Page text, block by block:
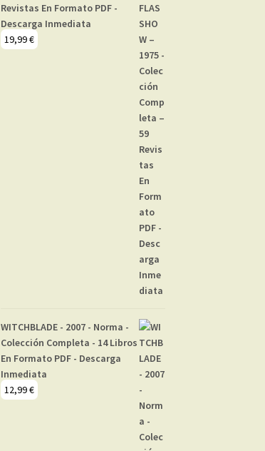
Revistas En Formato PDF -
Descarga Inmediata
19,99€
WITCHBLADE - 2007 - Norma -
Colección Completa - 14 Libros
En Formato PDF - Descarga
Inmediata
12,99€